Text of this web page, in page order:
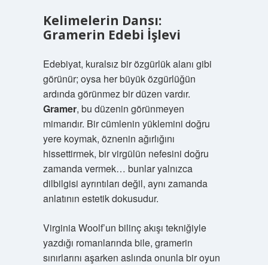
Kelimelerin Dansı:
Gramerin Edebi İşlevi
Edebiyat, kuralsız bir özgürlük alanı gibi
görünür; oysa her büyük özgürlüğün
ardında görünmez bir düzen vardır.
Gramer, bu düzenin görünmeyen
mimarıdır. Bir cümlenin yüklemini doğru
yere koymak, öznenin ağırlığını
hissettirmek, bir virgülün nefesini doğru
zamanda vermek… bunlar yalnızca
dilbilgisi ayrıntıları değil, aynı zamanda
anlatının estetik dokusudur.
Virginia Woolf’un bilinç akışı tekniğiyle
yazdığı romanlarında bile, gramerin
sınırlarını aşarken aslında onunla bir oyun